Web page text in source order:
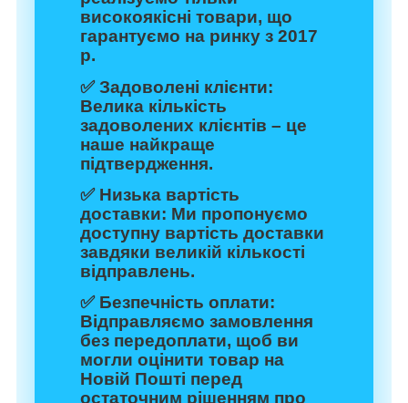
високоякісні товари, що
гарантуємо на ринку з 2017
р.
✅Задоволені клієнти:
Велика кількість
задоволених клієнтів – це
наше найкраще
підтвердження.
✅ Низька вартість
доставки: Ми пропонуємо
доступну вартість доставки
завдяки великій кількості
відправлень.
✅ Безпечність оплати:
Відправляємо замовлення
без передоплати, щоб ви
могли оцінити товар на
Новій Пошті перед
остаточним рішенням про